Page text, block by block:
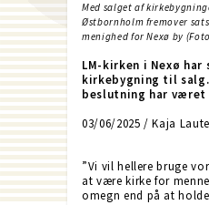
Med salget af
Østbornholm fremover
menighed for Nexø by
LM-kirken i Nexø har
kirkebygning til salg.
beslutning har været
03/06/2025 / Kaja
”Vi vil hellere bruge
at være kirke for
omegn end på at